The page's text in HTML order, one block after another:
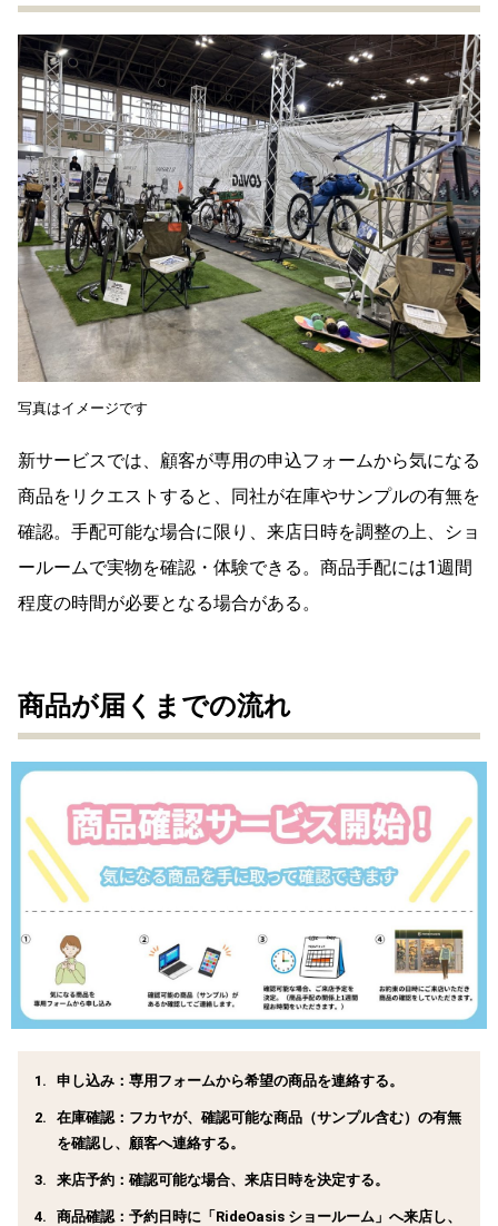
写真はイメージです
新サービスでは、顧客が専用の申込フォームから気になる
商品をリクエストすると、同社が在庫やサンプルの有無を
確認。手配可能な場合に限り、来店日時を調整の上、ショ
ールームで実物を確認・体験できる。商品手配には1週間
程度の時間が必要となる場合がある。
商品が届くまでの流れ
申し込み： 専用フォームから希望の商品を連絡する。
在庫確認： フカヤが、確認可能な商品（サンプル含む）の有無
を確認し、顧客へ連絡する。
来店予約： 確認可能な場合、来店日時を決定する。
商品確認： 予約日時に「RideOasis ショールーム」へ来店し、